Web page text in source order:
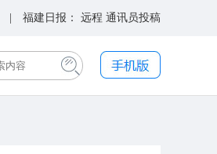
| 福建日报： 远程 通讯员投稿